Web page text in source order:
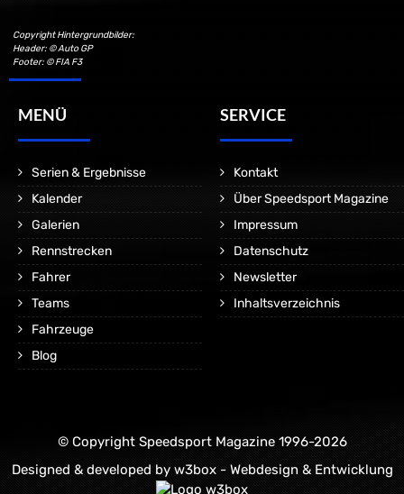
Copyright Hintergrundbilder:
Header: © Auto GP
Footer: © FIA F3
MENÜ
Serien & Ergebnisse
Kalender
Galerien
Rennstrecken
Fahrer
Teams
Fahrzeuge
Blog
SERVICE
Kontakt
Über Speedsport Magazine
Impressum
Datenschutz
Newsletter
Inhaltsverzeichnis
© Copyright Speedsport Magazine 1996-2026
Designed & developed by w3box - Webdesign & Entwicklung